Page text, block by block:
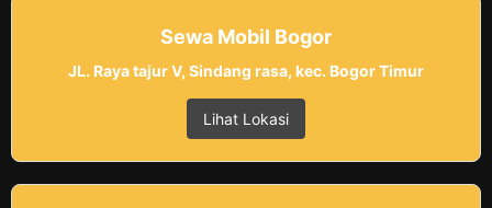
Sewa Mobil Bogor
JL. Raya tajur V, Sindang rasa, kec. Bogor Timur
Lihat Lokasi